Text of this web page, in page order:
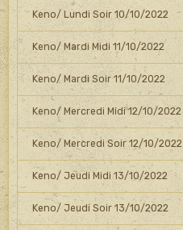
Keno/ Lundi Soir 10/10/2022
Keno/ Mardi Midi 11/10/2022
Keno/ Mardi Soir 11/10/2022
Keno/ Mercredi Midi 12/10/2022
Keno/ Mercredi Soir 12/10/2022
Keno/ Jeudi Midi 13/10/2022
Keno/ Jeudi Soir 13/10/2022